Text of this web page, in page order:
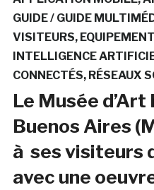
GUIDE / GUIDE
VISITEURS
INTELLIGENCE
CONNECTÉS RÉSEAUX
Le Musée
Buenos Aires
à ses visiteurs
avec une